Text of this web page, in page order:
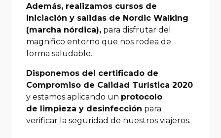
Además, realizamos cursos de
iniciación y salidas de Nordic Walking
(marcha nórdica), para disfrutar del
magnifico entorno que nos rodea de
forma saludable..
Disponemos del certificado de
Compromiso de Calidad Turística 2020
y estamos aplicando un protocolo
de limpieza y desinfección para
verificar la seguridad de nuestros viajeros.